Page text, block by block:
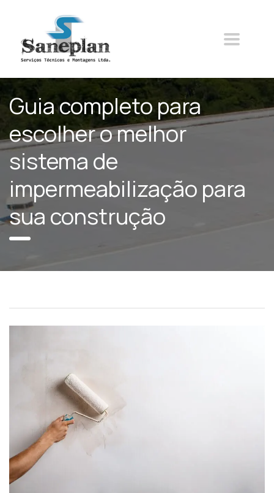
Guia completo para
escolher o melhor
sistema de
impermeabilização para
sua construção